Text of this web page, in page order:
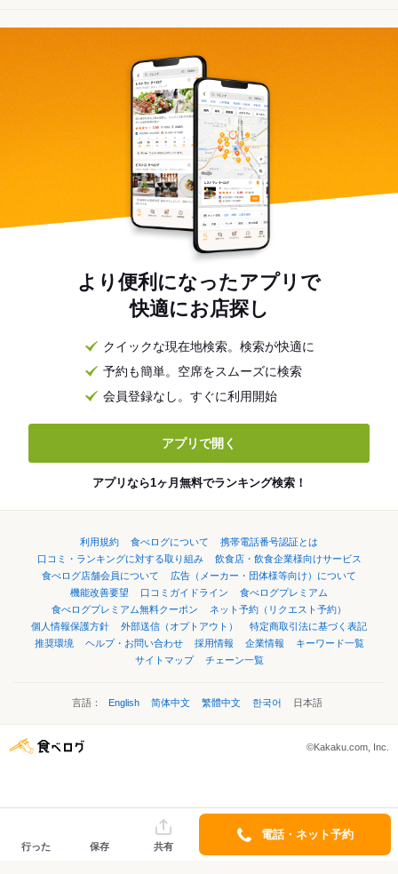
より便利になったアプリで
快適にお店探し
クイックな現在地検索。検索が快適に
予約も簡単。空席をスムーズに検索
会員登録なし。すぐに利用開始
アプリで開く
アプリなら1ヶ月無料でランキング検索！
利用規約 食べログについて
携帯電話番号認証とは
口コミ・ランキングに対する取り組み
飲食店・飲食企業様向けサービス
食べログ店舗会員について
広告（メーカー・団体様等向け）について
機能改善要望
口コミガイドライン
食べログプレミアム
食べログプレミアム無料クーポン
ネット予約（リクエスト予約）
個人情報保護方針
外部送信（オプトアウト）
特定商取引法に基づく表記
推奨環境
ヘルプ・お問い合わせ 採用情報 企業情報
キーワード一覧
サイトマップ
チェーン一覧
言語： English 简体中文 繁體中文 한국어 日本語
©Kakaku.com, Inc.
行った 保存 共有
電話・ネット予約